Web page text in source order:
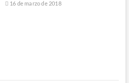
16 de marzo de 2018